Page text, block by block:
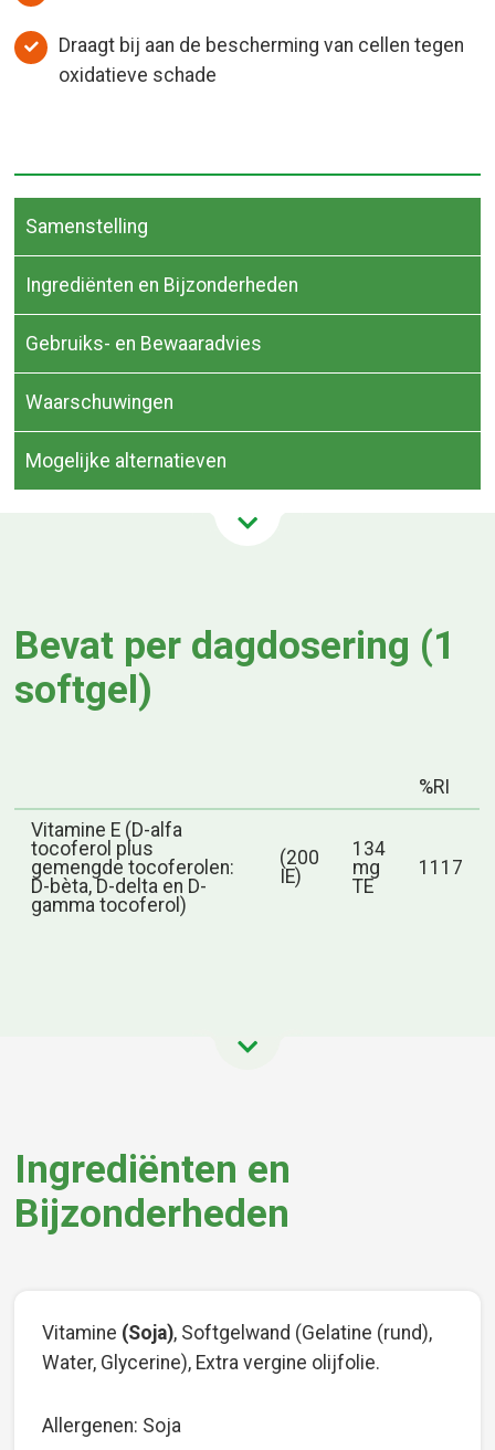
Draagt bij aan de bescherming van cellen tegen
oxidatieve schade
Samenstelling
Ingrediënten en Bijzonderheden
Gebruiks- en Bewaaradvies
Waarschuwingen
Mogelijke alternatieven
Bevat per dagdosering (1
softgel)
%RI
Vitamine E (D-alfa
tocoferol plus
gemengde tocoferolen:
D-bèta, D-delta en D-
gamma tocoferol)
(200
IE)
134
mg
TE
1117
Ingrediënten en
Bijzonderheden
Vitamine (Soja), Softgelwand (Gelatine (rund),
Water, Glycerine), Extra vergine olijfolie.
Allergenen: Soja